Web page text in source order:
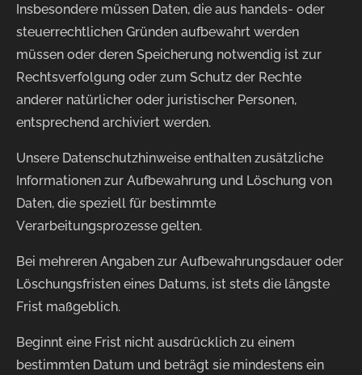
Insbesondere müssen Daten, die aus handels- oder
steuerrechtlichen Gründen aufbewahrt werden
müssen oder deren Speicherung notwendig ist zur
Rechtsverfolgung oder zum Schutz der Rechte
anderer natürlicher oder juristischer Personen,
entsprechend archiviert werden.
Unsere Datenschutzhinweise enthalten zusätzliche
Informationen zur Aufbewahrung und Löschung von
Daten, die speziell für bestimmte
Verarbeitungsprozesse gelten.
Bei mehreren Angaben zur Aufbewahrungsdauer oder
Löschungsfristen eines Datums, ist stets die längste
Frist maßgeblich.
Beginnt eine Frist nicht ausdrücklich zu einem
bestimmten Datum und beträgt sie mindestens ein